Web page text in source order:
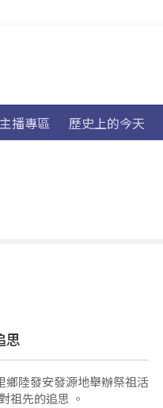
主播專區 歷史上的今天
思
鄉陸發安發源地舉辦祭祖活
祖先的追思 。